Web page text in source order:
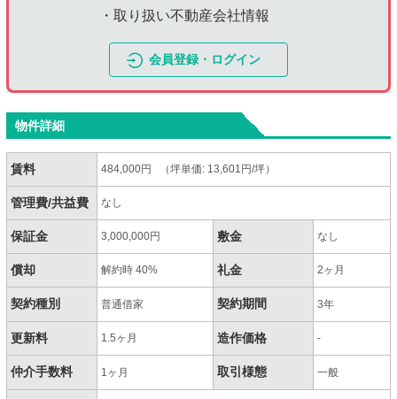
・取り扱い不動産会社情報
会員登録・ログイン
物件詳細
賃料 484,000円 （坪単価: 13,601円/坪）
管理費/共益費 なし
保証金 3,000,000円 敷金 なし
償却 解約時 40% 礼金 2ヶ月
契約種別 普通借家 契約期間 3年
更新料 1.5ヶ月 造作価格 -
仲介手数料 1ヶ月 取引様態 一般